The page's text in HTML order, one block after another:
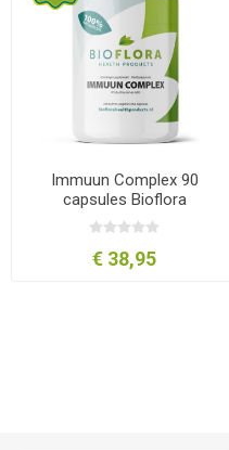
Immuun Complex 90
capsules Bioflora
€ 38,95